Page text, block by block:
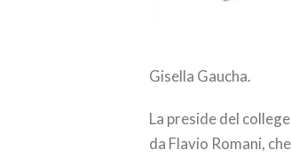
Gisella Gaucha.
La preside del
da Flavio Romani,